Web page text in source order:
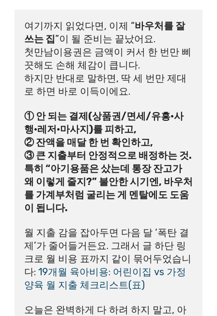
여기까지 읽었다면, 이제 “바우처를 잘
쓰는 집”이 될 준비는 끝났어요.
첫만남이용권은 금액이 커서 한 번만 삐
끗해도 손해 체감이 큽니다.
하지만 반대로 말하면, 딱 세 번만 제대
로 하면 바로 이득이에요.
① 안 되는 결제(상품권/면세/유흥·사
행·레저·마사지)를 피하고,
② 잔액을 매달 한 번 확인하고,
③ 큰 지출부터 안정적으로 배정하는 것.
특히 “아기용품은 샀는데 통장 잔고가
왜 이렇게 줄지?” 불안한 시기엔, 바우처
를 가계부처럼 굴리는 게 멘탈에도 도움
이 됩니다.
월 지출 감을 잡아두면 다음 달 ‘폭탄 결
제’가 줄어들거든요. 그래서 글 하단 링
크로 월 비용 표까지 같이 묶어두었습니
다: 19개월 육아비용: 어린이집 vs 가정
양육 월 지출 체크리스트(표)
오늘은 완벽하게 다 하려 하지 말고, 아